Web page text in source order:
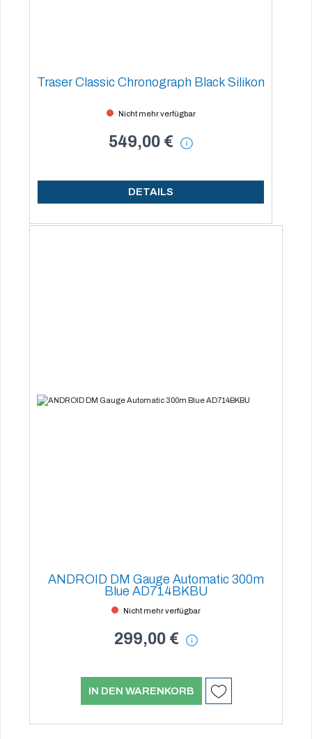
Traser Classic Chronograph Black Silikon
Nicht mehr verfügbar
549,00 €
DETAILS
ANDROID DM Gauge Automatic 300m
Blue AD714BKBU
Nicht mehr verfügbar
299,00 €
IN DEN WARENKORB